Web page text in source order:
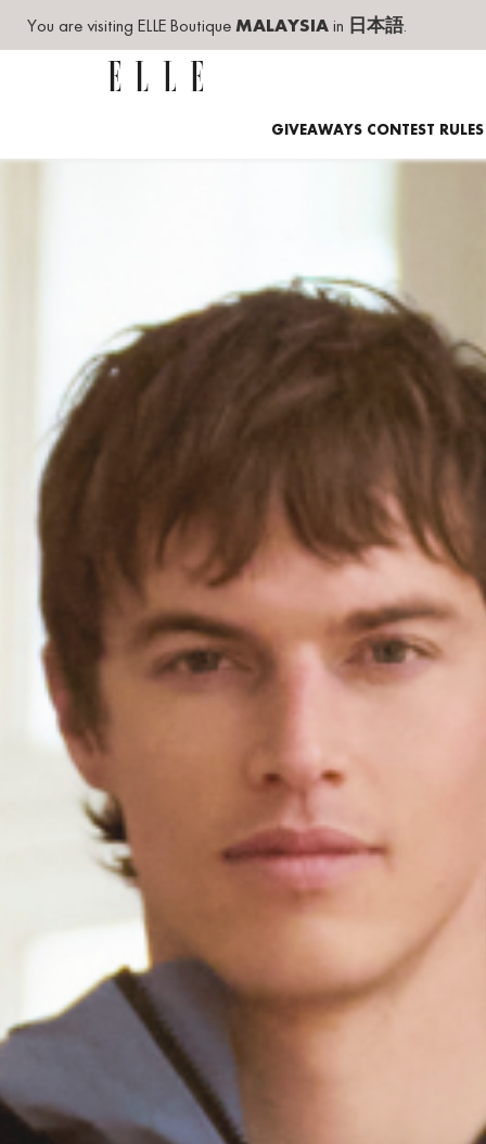
You are visiting ELLE Boutique MALAYSIA in 日本語.
GIVEAWAYS CONTEST RULES